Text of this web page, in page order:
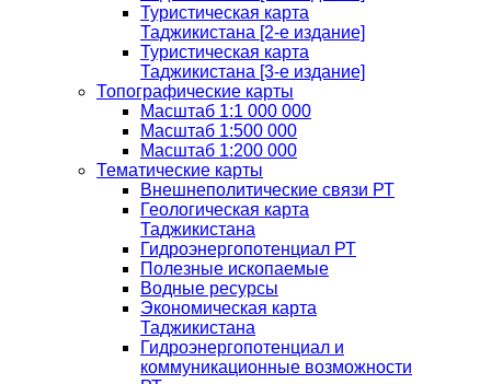
Туристическая карта
Таджикистана [2-е издание]
Туристическая карта
Таджикистана [3-е издание]
Топографические карты
Масштаб 1:1 000 000
Масштаб 1:500 000
Масштаб 1:200 000
Тематические карты
Внешнеполитические связи РТ
Геологическая карта
Таджикистана
Гидроэнергопотенциал РТ
Полезные ископаемые
Водные ресурсы
Экономическая карта
Таджикистана
Гидроэнергопотенциал и
коммуникационные возможности